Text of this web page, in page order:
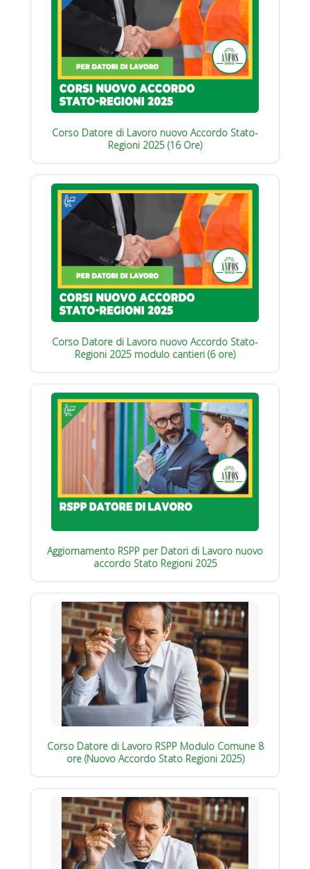
Corso Datore di Lavoro nuovo Accordo Stato-
Regioni 2025 (16 Ore)
Corso Datore di Lavoro nuovo Accordo Stato-
Regioni 2025 modulo cantieri (6 ore)
Aggiornamento RSPP per Datori di Lavoro nuovo
accordo Stato Regioni 2025
Corso Datore di Lavoro RSPP Modulo Comune 8
ore (Nuovo Accordo Stato Regioni 2025)